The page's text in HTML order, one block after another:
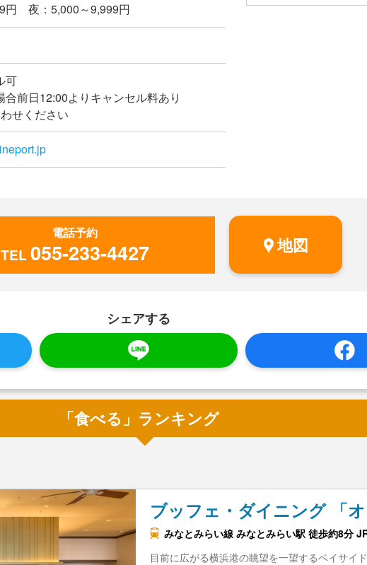
円 夜：5,000～9,999円
可
合前日12:00よりキャンセル料あり
せください
電話予約
TEL 055-233-4427 地図
シェアする
「食べる」ランキング
ブッフェ・ダイニング 「
みなとみらい線 みなとみらい駅 徒歩約8分
目前に広がる横浜港の眺望を一望するベイサイ